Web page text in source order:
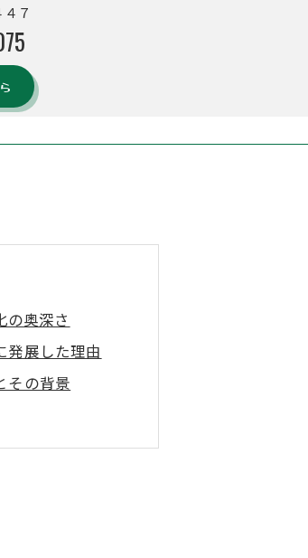
７
の奥深さ
発展した理由
その背景
史的意義
持される理由
絆
の場に